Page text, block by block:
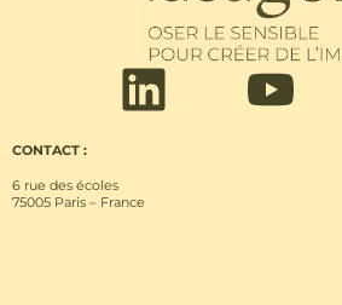
CONTACT :
6 rue des écoles
75005 Paris – France